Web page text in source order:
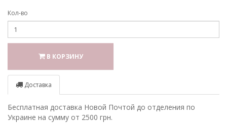
Кол-во
В КОРЗИНУ
Доставка
Бесплатная доставка Новой Почтой до отделения по
Украине на сумму от 2500 грн.